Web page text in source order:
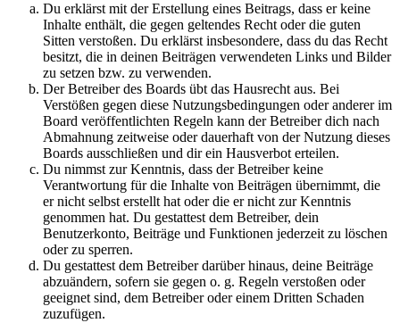
Du erklärst mit der Erstellung eines Beitrags, dass er keine
Inhalte enthält, die gegen geltendes Recht oder die guten
Sitten verstoßen. Du erklärst insbesondere, dass du das Recht
besitzt, die in deinen Beiträgen verwendeten Links und Bilder
zu setzen bzw. zu verwenden.
Der Betreiber des Boards übt das Hausrecht aus. Bei
Verstößen gegen diese Nutzungsbedingungen oder anderer im
Board veröffentlichten Regeln kann der Betreiber dich nach
Abmahnung zeitweise oder dauerhaft von der Nutzung dieses
Boards ausschließen und dir ein Hausverbot erteilen.
Du nimmst zur Kenntnis, dass der Betreiber keine
Verantwortung für die Inhalte von Beiträgen übernimmt, die
er nicht selbst erstellt hat oder die er nicht zur Kenntnis
genommen hat. Du gestattest dem Betreiber, dein
Benutzerkonto, Beiträge und Funktionen jederzeit zu löschen
oder zu sperren.
Du gestattest dem Betreiber darüber hinaus, deine Beiträge
abzuändern, sofern sie gegen o. g. Regeln verstoßen oder
geeignet sind, dem Betreiber oder einem Dritten Schaden
zuzufügen.